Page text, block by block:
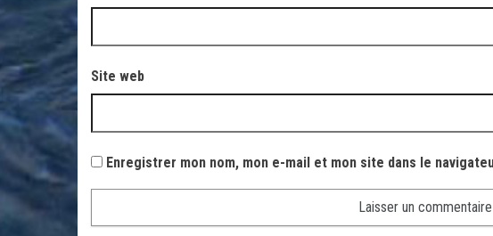
Site web
Enregistrer mon nom, mon e-mail et mon site dans le